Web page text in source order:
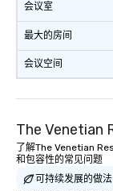
会议室
最大的房间
会议空间
The Venetian
了解The Venetian
和包容性的常见问题
可持续发展的做法